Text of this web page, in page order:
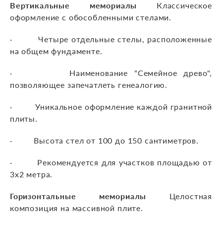
Вертикальные мемориалы
Классическое
оформление с обособленными стелами.
· Четыре отдельные стелы, расположенные
на общем фундаменте.
· Наименование "Семейное древо",
позволяющее запечатлеть генеалогию.
· Уникальное оформление каждой гранитной
плиты.
· Высота стел от 100 до 150 сантиметров.
· Рекомендуется для участков площадью от
3х2 метра.
Горизонтальные мемориалы
Целостная
композиция на массивной плите.